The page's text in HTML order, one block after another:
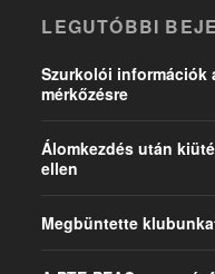
LEGUTÓBBI
Szurkolói információk
mérkőzésre
Álomkezdés után
ellen
Megbüntette